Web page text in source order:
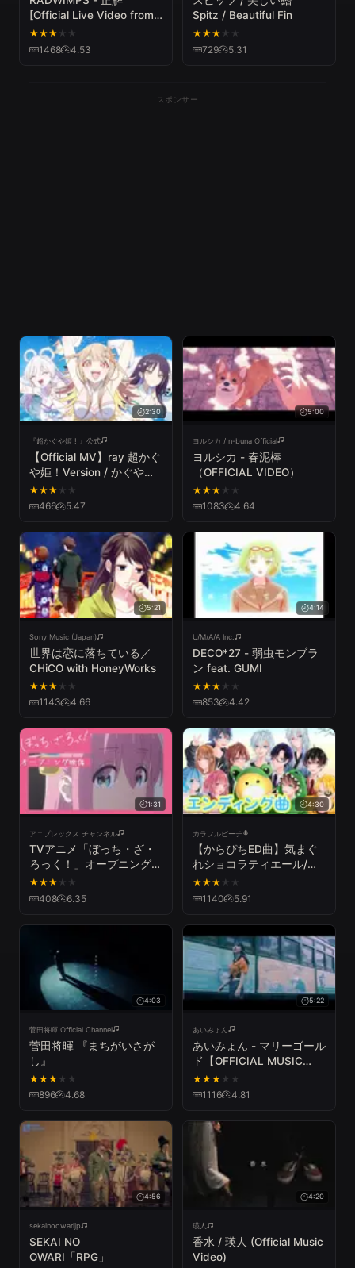
[Official Live Video from
"ANTI ANTI GENERATION
TOUR 2019"]
★★★ ★ ★
1468 4.53
Spitz / Beautiful Fin
★★★ ★ ★
729 5.31
スポンサー
2:30
『超かぐや姫 ! 』公式
【Official MV】ray 超かぐ
や姫！Version / かぐや
(cv.夏吉ゆうこ)、月見ヤ
チヨ (cv.早見沙織) from #
★★★ ★ ★
466 5.47
5:00
ヨルシカ / n-buna Official
ヨルシカ - 春泥棒
（OFFICIAL VIDEO）
★★★ ★ ★
1083 4.64
5:21
Sony Music (Japan)
世界は恋に落ちている／
CHiCO with HoneyWorks
★★★ ★ ★
1143 4.66
4:14
U/M/A/A Inc.
DECO*27 - 弱虫モンブラ
ン feat. GUMI
★★★ ★ ★
853 4.42
1:31
アニプレックス チャンネル
TVアニメ「ぼっち・ざ・
ろっく！」オープニング映
像/「青春コンプレック
ス」#結束バンド
★★★ ★ ★
408 6.35
4:30
カラフルピーチ
【からぴちED曲】気まぐ
れショコラティエール/の
あ&えと 歌ってみた
★★★ ★ ★
1140 5.91
4:03
菅田将暉 Official Channel
菅田将暉 『まちがいさが
し』
★★★ ★ ★
896 4.68
5:22
あいみょん
あいみょん - マリーゴール
ド【OFFICIAL MUSIC
VIDEO】
★★★ ★ ★
1116 4.81
4:56
sekainoowarijp
SEKAI NO
OWARI「RPG」
4:20
瑛人
香水 / 瑛人 (Official Music
Video)